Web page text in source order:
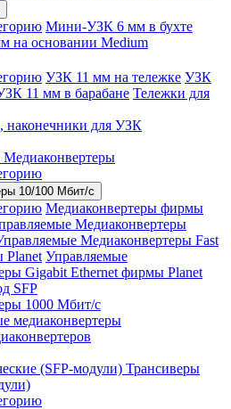
Мини-УЗК 6 мм в бухте
основании Medium
УЗК 11 мм на тележке УЗК
11 мм в барабане Тележки для
наконечники для УЗК
Медиаконвертеры
10/100 Мбит/с
Медиаконвертеры фирмы
Медиаконвертеры
Медиаконвертеры Fast
Planet Управляемые
Gigabit Ethernet фирмы Planet
SFP
1000 Мбит/с
медиаконвертеры
Трансиверы